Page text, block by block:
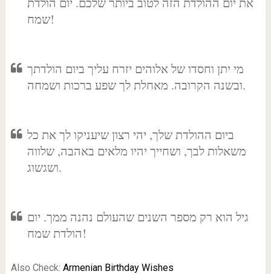
שמח!
מי יתן וחסדו של אלוהים יזרח עליך ביום הולדתך
ובשנה הקרובה. מאחלת לך שפע ברכות ושמחה.
ביום ההולדת שלך, יהי רצון שיעניקו לך את כל
משאלות לבך, ושחייך יהיו מלאים באהבה, שלווה
ושגשוג.
גיל הוא רק מספר השנים שהעולם נהנה ממך. יום
הולדת שמח!
Also Check: Armenian Birthday Wishes